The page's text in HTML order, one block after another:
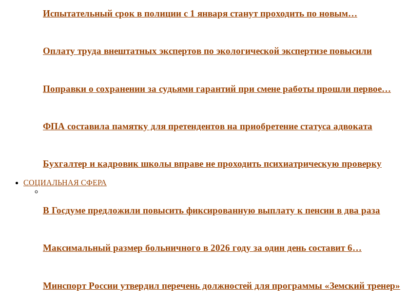
Испытательный срок в полиции с 1 января станут проходить по новым…
Оплату труда внештатных экспертов по экологической экспертизе повысили
Поправки о сохранении за судьями гарантий при смене работы прошли первое…
ФПА составила памятку для претендентов на приобретение статуса адвоката
Бухгалтер и кадровик школы вправе не проходить психиатрическую проверку
СОЦИАЛЬНАЯ СФЕРА
В Госдуме предложили повысить фиксированную выплату к пенсии в два раза
Максимальный размер больничного в 2026 году за один день составит 6…
Минспорт России утвердил перечень должностей для программы «Земский тренер»